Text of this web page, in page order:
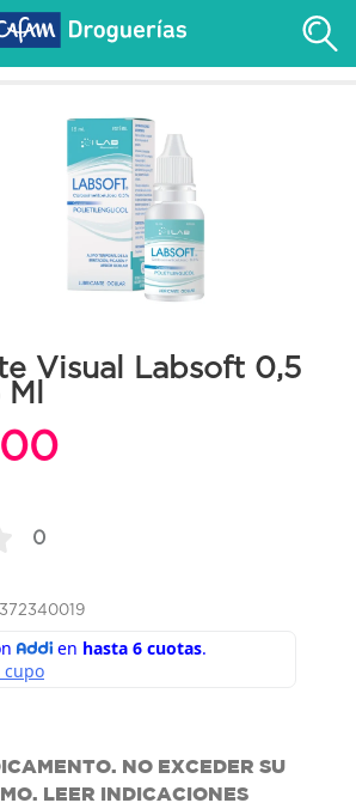
Visual Labsoft 0,5
0
NO EXCEDER SU
LEER INDICACIONES